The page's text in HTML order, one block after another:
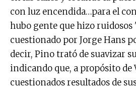
con luz encendida…para el
hubo gente que hizo ruidosos
cuestionado por Jorge Hans
decir, Pino trató de suavizar
indicando que, a propósito de
cuestionados resultados de